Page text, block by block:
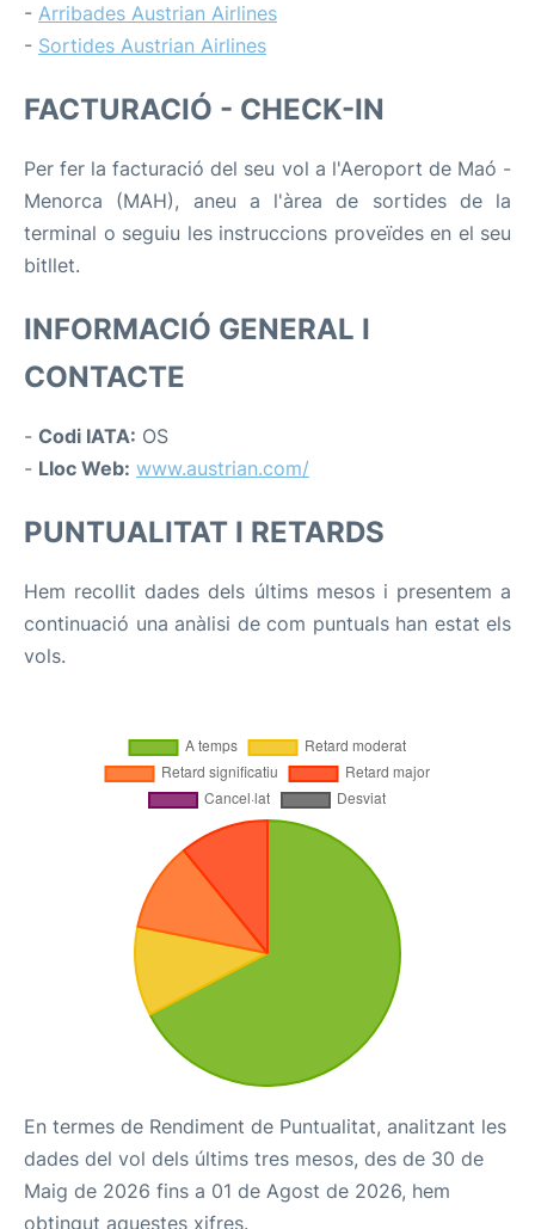
- Arribades Austrian Airlines
- Sortides Austrian Airlines
FACTURACIÓ - CHECK-IN
Per fer la facturació del seu vol a l'Aeroport de Maó -
Menorca (MAH), aneu a l'àrea de sortides de la
terminal o seguiu les instruccions proveïdes en el seu
bitllet.
INFORMACIÓ GENERAL I
CONTACTE
- Codi IATA: OS
- Lloc Web: www.austrian.com/
PUNTUALITAT I RETARDS
Hem recollit dades dels últims mesos i presentem a
continuació una anàlisi de com puntuals han estat els
vols.
En termes de Rendiment de Puntualitat, analitzant les
dades del vol dels últims tres mesos, des de 30 de
Maig de 2026 fins a 01 de Agost de 2026, hem
obtingut aquestes xifres.